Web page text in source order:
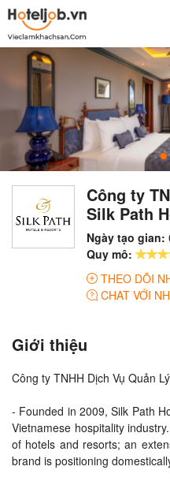
Công ty
Silk Path
Ngày tạo gian:
Quy mô:
THEO DÕI
CHAT VỚI
Giới thiệu
Công ty TNHH Dịch Vụ Quản
- Founded in 2009, Silk Path
Vietnamese hospitality
of hotels and resorts; an
brand is positioning